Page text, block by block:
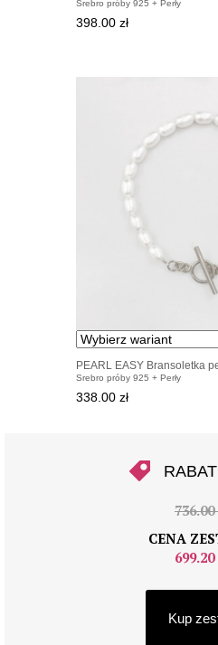
srebrnym
Srebro próby 925 + Perły
398.00 zł
PEARL EASY Bransoletka
srebrnym
Srebro próby 925 + Perły
338.00 zł
736.00
CENA
699.20
Kup